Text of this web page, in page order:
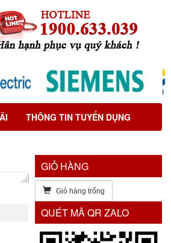
THÔNG TIN TUYỂN DỤNG
GIỎ HÀNG
Giỏ hàng trống
QUÉT MÃ QR ZALO